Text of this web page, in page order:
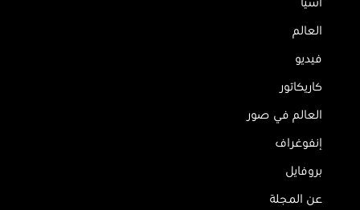
آسيا
العالم
فيديو
كاريكاتور
العالم في صور
إنفوغراف
بروفايل
عن المجلة